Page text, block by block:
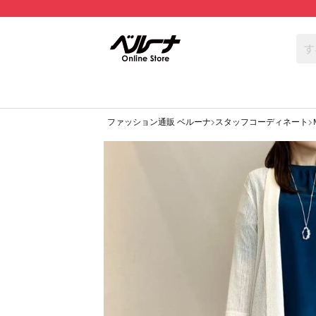
ファッション通販 ベルーナ スタッフコーディネート